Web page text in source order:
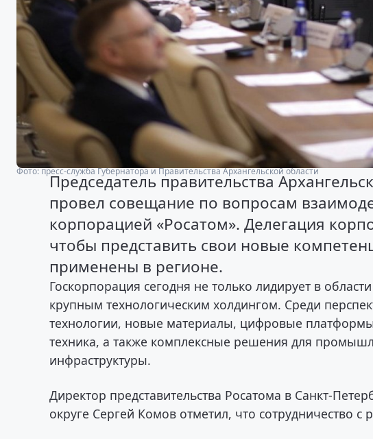
Фото: пресс-служба Губернатора и Правительства Архангельской области
Председатель правительства
провел совещание по вопросам
корпорацией «Росатом». Делегация
чтобы представить свои новые
применены в регионе.
Госкорпорация сегодня не только лидирует в
крупным технологическим холдингом. Среди
технологии, новые материалы, цифровые
техника, а также комплексные решения для
инфраструктуры.
Директор представительства Росатома в Санкт-
округе Сергей Комов отметил, что сотрудничество с